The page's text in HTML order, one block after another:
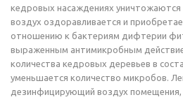
кедровых насаждениях
воздух оздоравливается и
отношению к бактериям дифтерии
выраженным антимикробным
количества кедровых деревьев в
уменьшается количество микробов.
дезинфицирующий воздух